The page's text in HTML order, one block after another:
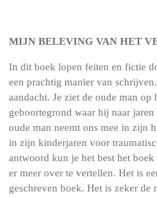
MIJN BELEVING VAN HET
In dit boek lopen feiten en fictie
een prachtig manier van
aandacht. Je ziet de oude man
geboortegrond waar hij naar
oude man neemt ons mee in zijn
in zijn kinderjaren voor
antwoord kun je het best het
er meer over te vertellen. Het is
geschreven boek. Het is zeker